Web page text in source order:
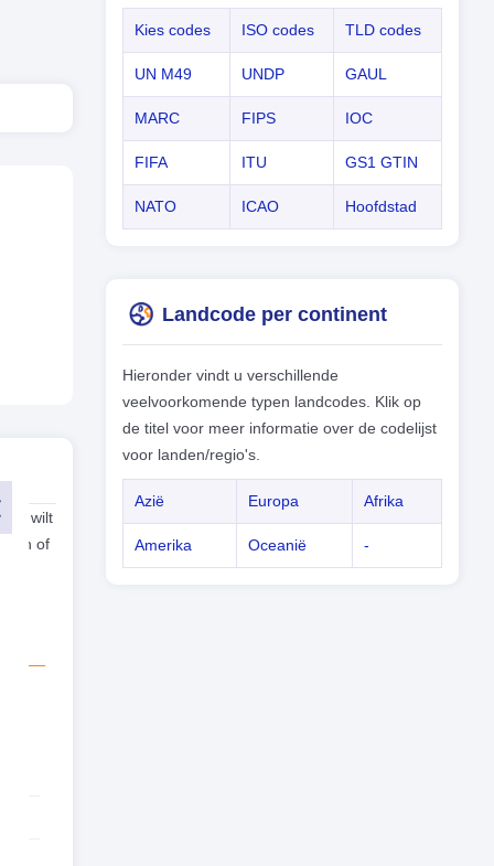
wilt
of
Kies codes ISO codes TLD codes
UN M49 UNDP GAUL
MARC FIPS IOC
FIFA ITU GS1 GTIN
NATO ICAO Hoofdstad
Landcode per continent
Hieronder vindt u verschillende
veelvoorkomende typen landcodes. Klik op
de titel voor meer informatie over de codelijst
voor landen/regio's.
Azië Europa Afrika
Amerika Oceanië -